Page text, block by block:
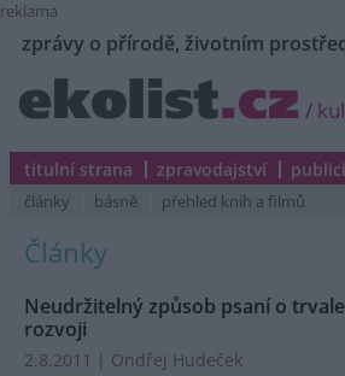
reklama
zprávy o přírodě, životním
/
titulní strana zpravodajství
články básně přehled knih a filmů
Články
Neudržitelný způsob psaní o
rozvoji
2.8.2011 | Ondřej Hudeček